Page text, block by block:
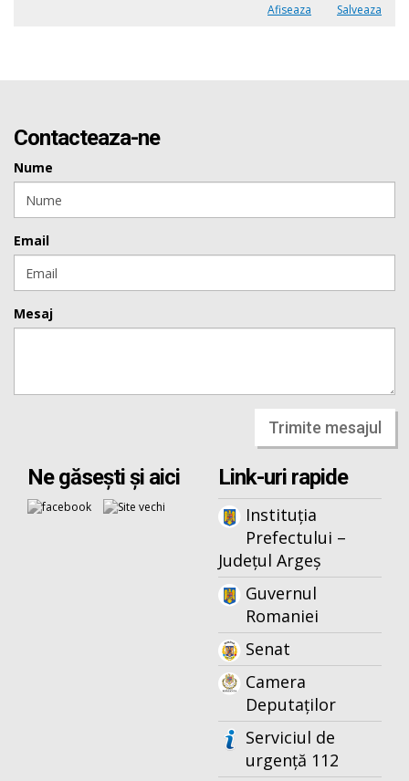
Afiseaza Salveaza
Contacteaza-ne
Nume
Email
Mesaj
Trimite mesajul
Ne găsești și aici Link-uri rapide
Instituția
Prefectului –
Județul Argeș
Guvernul
Romaniei
Senat
Camera
Deputaților
Serviciul de
urgență 112